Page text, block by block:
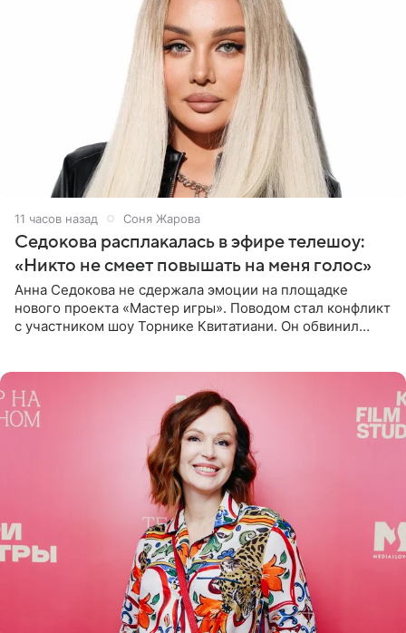
11 часов назад Соня Жарова
Седокова расплакалась в эфире телешоу:
«Никто не смеет повышать на меня голос»
Анна Седокова не сдержала эмоции на площадке
нового проекта «Мастер игры». Поводом стал конфликт
с участником шоу Торнике Квитатиани. Он обвинил